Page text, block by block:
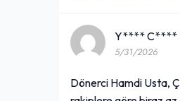
Y**** C****
5/31/2026
Dönerci Hamdi Usta,